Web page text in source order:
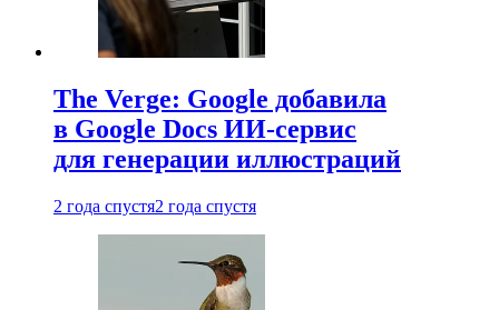
The Verge: Google добавила
в Google Docs ИИ-сервис
для генерации иллюстраций
2 года спустя2 года спустя